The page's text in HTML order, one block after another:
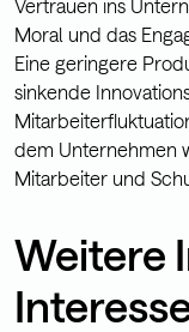
Vertrauen ins
Moral und das
Eine geringere
sinkende
dem Unternehmen
Mitarbeiter und
Weitere